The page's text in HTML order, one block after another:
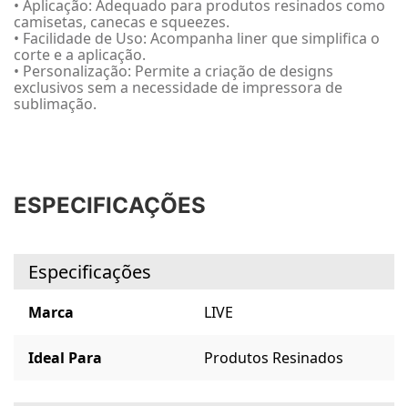
• Aplicação: Adequado para produtos resinados como
camisetas, canecas e squeezes.
• Facilidade de Uso: Acompanha liner que simplifica o
corte e a aplicação.
• Personalização: Permite a criação de designs
exclusivos sem a necessidade de impressora de
sublimação.
ESPECIFICAÇÕES
Especificações
Marca LIVE
Ideal Para Produtos Resinados